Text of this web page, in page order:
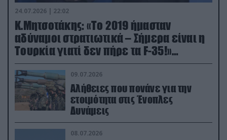
24.07.2026 | 22:02
Κ.Μητσοτάκης: «Το 2019 ήμασταν
αδύναμοι στρατιωτικά – Σήμερα είναι η
Τουρκία γιατί δεν πήρε τα F-35!»
(βίντεο)
09.07.2026
Αλήθειες που πονάνε για την
ετοιμότητα στις Ένοπλες
Δυνάμεις
08.07.2026